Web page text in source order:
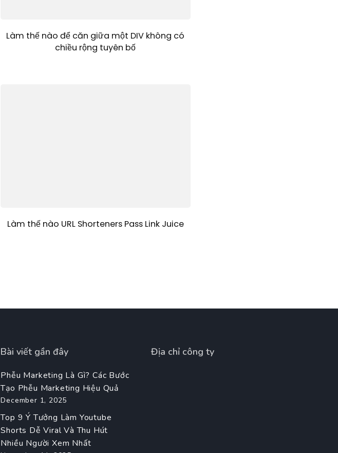
Làm thế nào để căn giữa một DIV không có
chiều rộng tuyên bố
Làm thế nào URL Shorteners Pass Link Juice
Bài viết gần đây
Phễu Marketing Là Gì? Các Bước
Tạo Phễu Marketing Hiệu Quả
December 1, 2025
Top 9 Ý Tưởng Làm Youtube
Shorts Dễ Viral Và Thu Hút
Nhiều Người Xem Nhất
Địa chỉ công ty